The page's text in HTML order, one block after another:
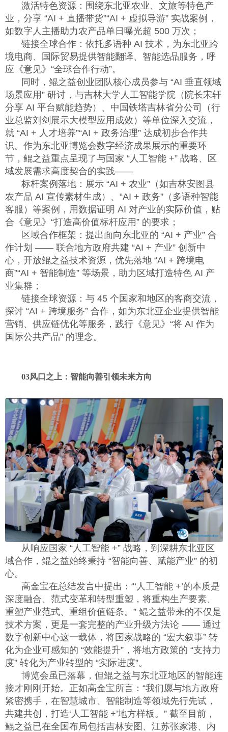
激活特色资源：围绕东北亚农业、文旅等特色产
业，分享 “AI + 直播带货”“AI + 虚拟导游” 实战案例，
如数字人主播助力农产品单日曝光超 500 万次；
链接全球合作：依托多语种 AI 技术，为东北亚跨
境电商、国际贸易提供智能翻译、智能选品服务，呼
应《意见》“全球合作行动”。
同时，鲲之益创业团队核心成员参与 “AI 垂直领域
场景应用” 研讨，与吉林大学人工智能学院（院长宋轩
分享 AI 平台赋能趋势）、中国铁塔吉林省分公司（行
业总监刘剑展示大模型应用成效）等单位深入交流，
就 “AI + 人才培养”“AI + 政务治理” 达成初步合作共
识。作为东北亚博览会数字经济成果展示的重要环
节，鲲之益重点呈现了与国家 “人工智能 +” 战略、区
域发展需求高度契合的实践——
标杆案例落地：展示 “AI + 农业”（如吉林安图县
农产品 AI 宣传素材生成）、“AI + 政务”（多语种智能
客服）等案例，用数据证明 AI 对产业的实际价值，贴
合《意见》“打造高价值标杆应用” 的要求；
区域合作框架：提出面向东北亚的 “AI + 产业” 合
作计划 —— 联合地方政府共建 “AI + 产业” 创新中
心，开放鲲之益技术资源，优先落地 “AI + 跨境电
商”“AI + 智能制造” 等场景，助力区域打造特色 AI 产
业集群；
链接全球资源：与 45 个国家和地区的客商交流，
探讨 “AI + 跨境服务” 合作，如为东北亚企业提供智能
营销、供应链优化等服务，践行《意见》“将 AI 作为
国际公共产品” 的理念。
03风口之上：智能向善引领未来方向
从响应国家 “人工智能 +” 战略，到深耕东北亚区
域合作，鲲之益始终秉持 “智能向善、赋能产业” 的初
心。
高金宝在总结发言中提出：“‘人工智能 +’的本质是
深度融合、范式变革和转型重塑，将重构生产要素、
重塑产业范式、重组价值链条。” 鲲之益带来的不仅是
技术方案，更是一套完整的产业升级方法论 —— 通过
数字创新中心这一载体，将国家战略的 “宏大叙事” 转
化为企业可感知的 “效能提升”，将地方政策的 “支持力
度” 转化为产业转型的 “实际进度”。
博览会虽已落幕，但鲲之益与东北亚地区的智能连
接才刚刚开始。正如高金宝所言：“我们愿与地方政府
紧密携手，在智慧城市、智能制造等领域先行先试，
共建共创，打造‘人工智能 +’地方样板。” 截至目前，
鲲之益已在全国布局包括吉林安图、江苏张家港、内